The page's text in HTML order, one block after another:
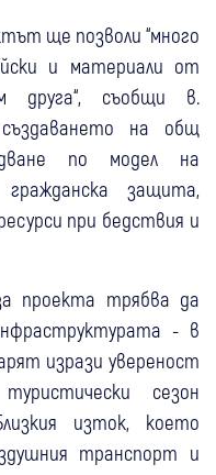
ще позволи “много
и материали от
съобщи в.
създаването на общ
по модел на
защита,
при бедствия и
проекта трябва да
- в
изрази увереност
сезон
изток, което
транспорт и